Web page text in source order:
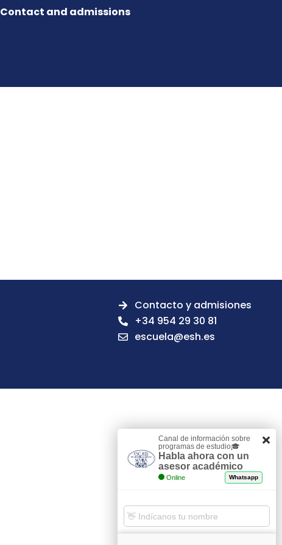
Contact and admissions
Contacto y admisiones
+34 954 29 30 81
escuela@esh.es
Canal de información sobre
programas de estudio🎓
Habla ahora con un
asesor académico
Online Whatsapp